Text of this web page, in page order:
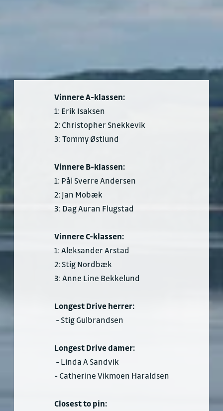
Vinnere A-klassen:
1: Erik Isaksen
2: Christopher Snekkevik
3: Tommy Østlund
Vinnere B-klassen:
1: Pål Sverre Andersen
2: Jan Mobæk
3: Dag Auran Flugstad
Vinnere C-klassen:
1: Aleksander Arstad
2: Stig Nordbæk
3: Anne Line Bekkelund
Longest Drive herrer:
- Stig Gulbrandsen
Longest Drive damer:
- Linda A Sandvik
- Catherine Vikmoen Haraldsen
Closest to pin: